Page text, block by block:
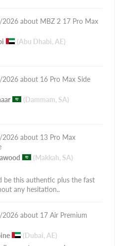
MBZ 2 17 Pro Max
(Abu Dhabi, AE)
16 Pro Max Side
(Dammam, SA)
13 Pro Max
(Makkah, SA)
be this authentic plus the fast
any hesitation..
17 Air Premium
(Dubai, AE)